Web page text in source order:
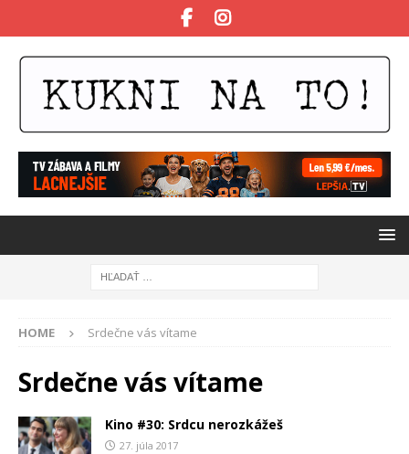
HOME Srdečne vás vítame
Srdečne vás vítame
Kino #30: Srdcu nerozkážeš
27. júla 2017